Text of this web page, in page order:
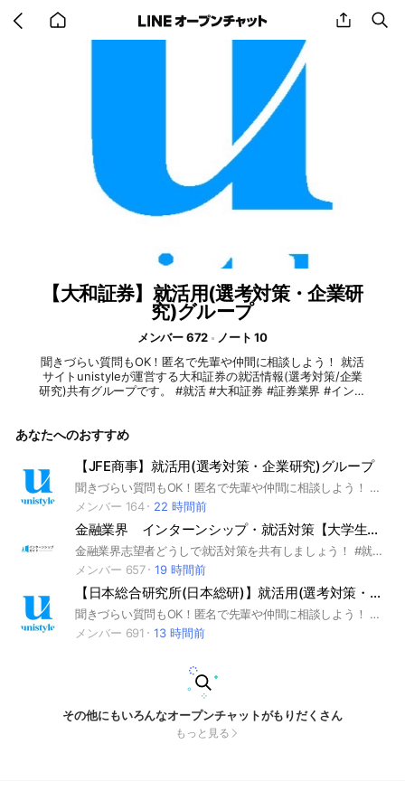
back share
【大和証券】就活用(選考対策・企業研
究)グループ
メンバー 672
ノート 10
聞きづらい質問もOK！匿名で先輩や仲間に相談しよう！ 就活
サイトunistyleが運営する大和証券の就活情報(選考対策/企業
研究)共有グループです。 #就活 #大和証券 #証券業界 #インタ
#自己PR #ガクチカ #学生時代頑張ったこと #志何望動機 #we
ルディス #OB訪問 #企業選び #就活対策 #就活準備 #大手企業
#日系企業 ▼unistyleが運営する証券のオプチャグループ▼ 野
村證券 / 大和証券 / SMBC日興証券 / みずほ証券 / 三菱UFJ モ
ルガン・スタンレー証券 / 松井証券 / 野村アセットマネジメン
ト / アセットマネジメントOne / イー・ギャランティ ▼大和
証券の企業研究はこちらから▼ https://x.gd/fFAqS
あなたへのおすすめ
【JFE商事】就活用(選考対策・企業研究)グループ
聞きづらい質問もOK！匿名で先輩や仲間に相談しよう！ 就活サイトunistyleが運営するJFE商事の就活情報(選考対策/企業研究)共有グループです。 #就活 #JFE商事 #専門商社業界 #インターンシップ #本選考 #unistyle #ユニスタイル #面接 #採用 #内定 #ES #エントリーシート #自己分析 #業界研究 #企業研究 #自己PR #ガクチカ #学生時代頑張ったこと #志何望動機 #webテスト #ウェブテスト #GD #グループディスカッション #グルディス #OB訪問 #企業選び #就活対策 #就活準備 #大手企業 #日系企業 ▼unistyleが運営する専門商社のオプチャグループ▼ メタルワン / 伊藤忠丸紅鉄鋼（MISI) / 阪和興業 / 日鉄物産 / 豊島 / 岩谷産業 / JFE商事 / 長瀬産業 / 兼松 / 岡谷鋼機 / 三菱食品 / 伊藤忠食品 / 山善 / 伊藤忠エネクス / 日本アクセス / PALTAC（パルタック） / 三井食品 / ユアサ商事 / 加藤産業 / マクニカ / あらた / 全日空商事 / 帝人フロンティア / 住友商事グローバルメタルズ / 蝶理 / UACJ(旧 古河スカイ) / 豊通マテリアル ▼JFE商事の企業研究はこちらから▼ https://x.gd/WWbBR
メンバー 164
22 時間前
金融業界 インターンシップ・就活対策【大学生、就活】
金融業界志望者どうしで就活対策を共有しましょう！ #就活 #25卒 #26卒 #27卒 #28卒 #3年生 #就職 #採用 #金融#金融業界 #銀行 #地銀 #証券 #生命保険 #損害保険 #損保 #資産運用 #外資系投資銀行 #外銀 #外資系 #投資 #投資信託 #メガバンク #地方銀行 #信託銀行 #信用金庫 #信用組合 #火災保険 #自動車保険 #生保 #クレジット #カード #リース #インターン #インターンシップ #面接 #エントリーシート #ES #グループワーク #自己分析 #自己PR #WEBテスト #SPI #玉手箱#早期選考#WEBテスト #SPI #ENG #GAB #CAB #TG-WEB #SCOA #CUBIC #TAP #eF-1G #3E-IP #TAL #BRIDGE # 内田クレペリン #フィナンシャルプランナー#FP #プライベートバンキング #ファンドマネージャー #証券アナリスト #エコノミスト #アクチュアリー #三井住友銀行 #三菱UFJ銀行 #みずほ銀行 #みずほ証券 #JCB #日本銀行 #日銀 #日本郵政グループ #ゆうちょ銀行 #ゆうちょ #かんぽ生命 #野村證券 #国際協力銀行 #JBIC #JCB #ジェーシービー #丸井グループ #NTTファイナンス #東京海上日動火災保険 #三井住友海上火災保険 #日本政策投資銀行 #DBJ #イー・ギャランティ #日本取引所 #JPX #オリックス #第一生命保険 #みずほフィナンシャル #大和証券 #三菱UFJ信託銀行 #三井住友信託銀行 #損害保険ジャパン #三井住友カード #UBSグループ #マネックス証券 #三菱UFJリース #バークレイズ #SMBC日興証券 #アフラック #日本生命保険 #明治安田生命保険 #住友生命保険 #日本政策金融公庫 #日本郵政グループ #あいおいニッセイ同和損保 #三菱UFJモルガン・スタンレー #モルガン・スタンレー #ゴールドマンサックス #JPモルガン #シティグループ #バークレイズ #メリルリンチ #クレディスイス #ブラックロック #BNPパリバ #UFJニコス #富国生命 #静岡銀行 #千葉銀行 #横浜銀行 #新生銀行 #大和証券 #大同生命保険 #大樹生命 #城南信金 #福岡銀行。
メンバー 657
19 時間前
【日本総合研究所(日本総研)】就活用(選考対策・企業研究)グループ
聞きづらい質問もOK！匿名で先輩や仲間に相談しよう！ 就活サイトunistyleが運営する日本総合研究所(日本総研)の就活情報(選考対策/企業研究)共有グループです。 #就活 #日本総合研究所(日本総研) #コンサル業界 #インターンシップ #本選考 #unistyle #ユニスタイル #面接 #採用 #内定 #ES #エントリーシート #自己分析 #業界研究 #企業研究 #自己PR #ガクチカ #学生時代頑張ったこと #志何望動機 #webテスト #ウェブテスト #GD #グループディスカッション #グルディス #OB訪問 #企業選び #就活対策 #就活準備 #大手企業 #日系企業 ▼unistyleが運営するコンサルのオプチャグループ▼ マッキンゼー・アンド・カンパニー / ボストン コンサルティング グループ（BCG) / ベイン・アンド・カンパニー / A.T.カーニー / アーサー・D・リトル / Strategy＆ / ローランド・ベルガー / PwCコンサルティング / デロイト トーマツ コンサルティング / KPMGコンサルティング / EYストラテジー・アンド・コンサルティング / アクセンチュア / 野村総合研究所（NRI） / 日本総合研究所(日本総研) / アビームコンサルティング / ベイカレント・コンサルティング / レイヤーズ・コンサルティング / シグマクシス / 船井総合研究所 / 大和総研 / 三菱UFJリサーチ＆コンサルティング(МURC) / 三菱総合研究所(MRI) / キャップジェミニ / オリバー・ワイマン / コーポレイトディレクション（CDI） / 日本経済研究所 / 山田コンサルティンググループ / ビジョン・コンサルティング ▼日本総合研究所(日本総研)の企業研究はこちらから▼ https://x.gd/j9R8b
メンバー 691
13 時間前
その他にもいろんなオープンチャットがもりだくさん
もっと見る